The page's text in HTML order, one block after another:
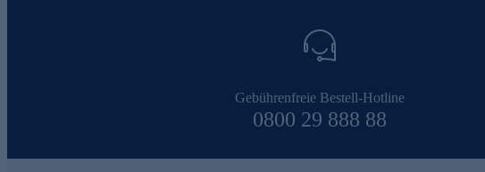
Gebührenfreie Bestell-Hotline
0800 29 888 88